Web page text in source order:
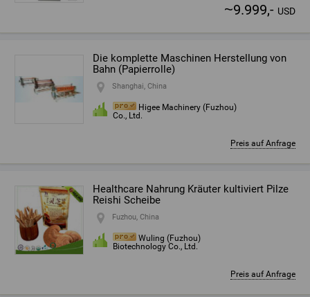
~9.999,- USD
Die komplette Maschinen Herstellung von
Bahn (Papierrolle)
Shanghai, China
Higee Machinery (Fuzhou)
Co., Ltd.
Preis auf Anfrage
Healthcare Nahrung Kräuter kultiviert Pilze
Reishi Scheibe
Fuzhou, China
Wuling (Fuzhou)
Biotechnology Co., Ltd.
Preis auf Anfrage